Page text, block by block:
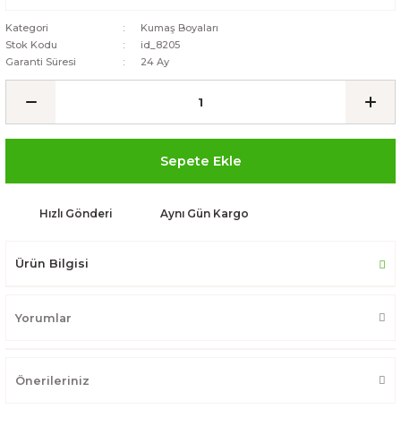
Kategori
Kumaş Boyaları
Stok Kodu
id_8205
Garanti Süresi
24 Ay
Sepete Ekle
Hızlı Gönderi Aynı Gün Kargo
Ürün Bilgisi
Yorumlar
Önerileriniz